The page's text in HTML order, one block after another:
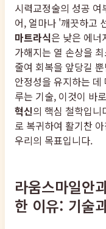
시력교정술의 성공
어, 얼마나 '깨끗하고
마트라식은 낮은 에너
가해지는 열 손상을
줄여 회복을 앞당길
안정성을 유지하는
루는 기술, 이것이 바로
혁신의 핵심 철학입니
로 복귀하여 활기찬
우리의 목표입니다.
라움스마일안
한 이유: 기술